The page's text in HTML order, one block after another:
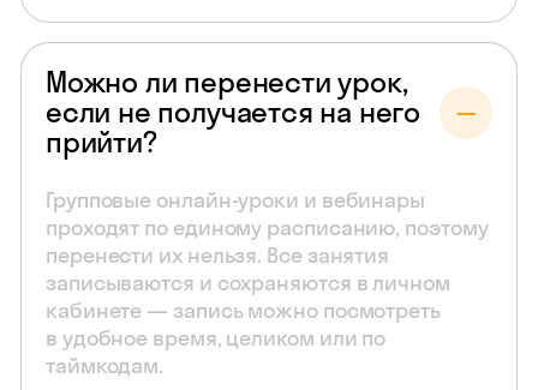
Можно ли перенести урок,
если не получается на него
прийти?
Групповые онлайн-уроки и вебинары
проходят по единому расписанию, поэтому
перенести их нельзя. Все занятия
записываются и сохраняются в личном
кабинете — запись можно посмотреть
в удобное время, целиком или по
таймкодам.